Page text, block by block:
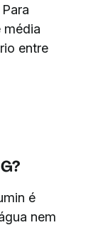
média
entre
é
nem